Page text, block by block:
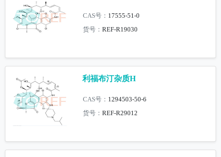
CAS号： 17555-51-0
货号：REF-R19030
利福布汀杂质H
CAS号： 1294503-50-6
货号：REF-R29012